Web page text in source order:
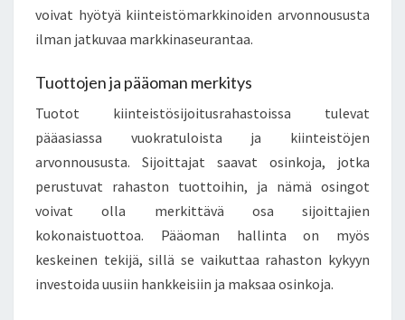
voivat hyötyä kiinteistömarkkinoiden arvonnoususta
ilman jatkuvaa markkinaseurantaa.
Tuottojen ja pääoman merkitys
Tuotot kiinteistösijoitusrahastoissa tulevat
pääasiassa vuokratuloista ja kiinteistöjen
arvonnoususta. Sijoittajat saavat osinkoja, jotka
perustuvat rahaston tuottoihin, ja nämä osingot
voivat olla merkittävä osa sijoittajien
kokonaistuottoa. Pääoman hallinta on myös
keskeinen tekijä, sillä se vaikuttaa rahaston kykyyn
investoida uusiin hankkeisiin ja maksaa osinkoja.